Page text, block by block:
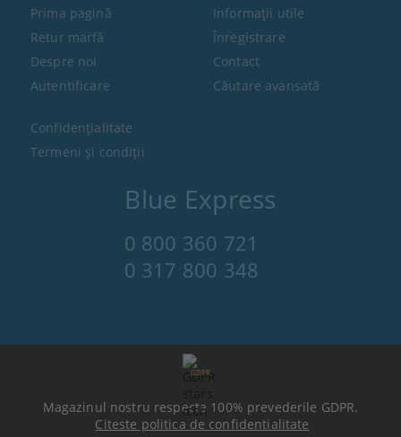
Blue Express
0 800 360 721
0 317 800 348
Prima pagină
Retur marfă
Despre noi
Autentificare
Informaţii utile
Înregistrare
Contact
Căutare avansată
Confidenţialitate
Termeni şi condiţii
GDPR
Magazinul nostru respecta 100% prevederile GDPR.
Citeste politica de confidentialitate